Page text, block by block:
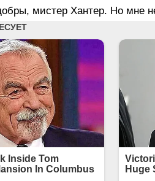
мистер Хантер. Но мне